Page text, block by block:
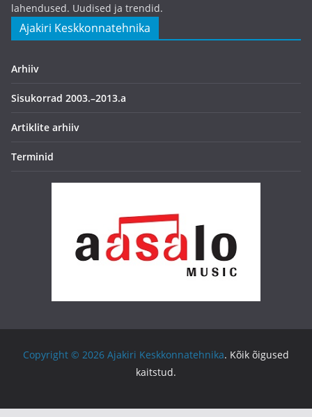
lahendused. Uudised ja trendid.
Ajakiri Keskkonnatehnika
Arhiiv
Sisukorrad 2003.–2013.a
Artiklite arhiiv
Terminid
Copyright © 2026 Ajakiri Keskkonnatehnika. Kõik õigused
kaitstud.